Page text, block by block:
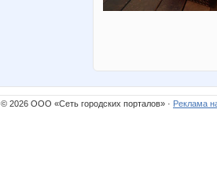
© 2026 ООО «Сеть городских порталов» · Реклама